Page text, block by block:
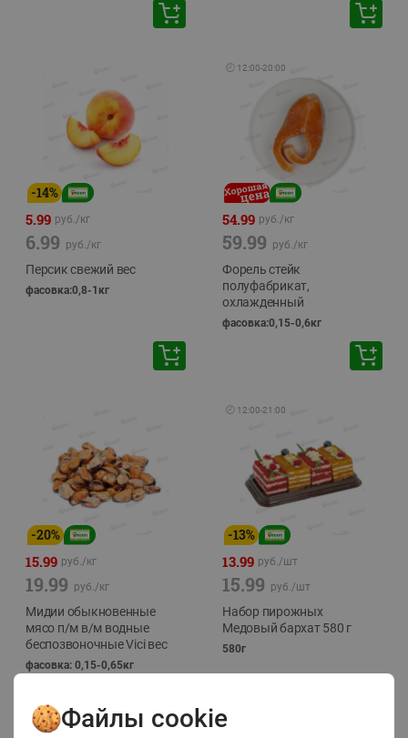
-14%
5.99 руб./кг
6.99 руб./кг
Персик свежий вес
фасовка:0,8-1кг
🕘 12:00-20:00
54.99 руб./кг
59.99 руб./кг
Форель стейк
полуфабрикат,
охлажденный
фасовка:0,15-0,6кг
-20%
15.99 руб./кг
19.99 руб./кг
Мидии обыкновенные
мясо п/м в/м водные
беспозвоночные Vici вес
фасовка: 0,15-0,65кг
🕘 12:00-21:00
-13%
13.99 руб./шт
15.99 руб./шт
Набор пирожных
Медовый бархат 580 г
580г
Файлы cookie